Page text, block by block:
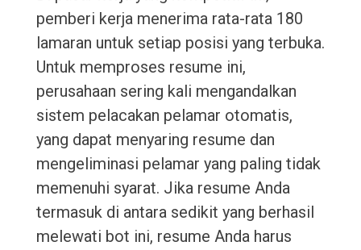
pemberi kerja menerima rata-rata 180
lamaran untuk setiap posisi yang terbuka.
Untuk memproses resume ini,
perusahaan sering kali mengandalkan
sistem pelacakan pelamar otomatis,
yang dapat menyaring resume dan
mengeliminasi pelamar yang paling tidak
memenuhi syarat. Jika resume Anda
termasuk di antara sedikit yang berhasil
melewati bot ini, resume Anda harus